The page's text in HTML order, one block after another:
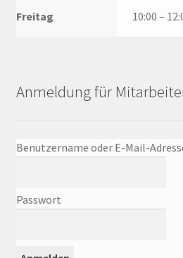
Freitag 10:00 –
Anmeldung für
Benutzername oder E-Mail-
Passwort